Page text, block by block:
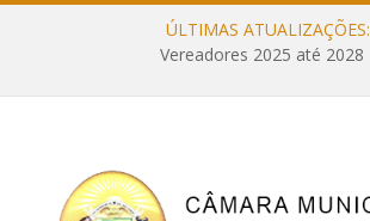
ÚLTIMAS ATUALIZAÇÕES:
Vereadores 2025 até 2028